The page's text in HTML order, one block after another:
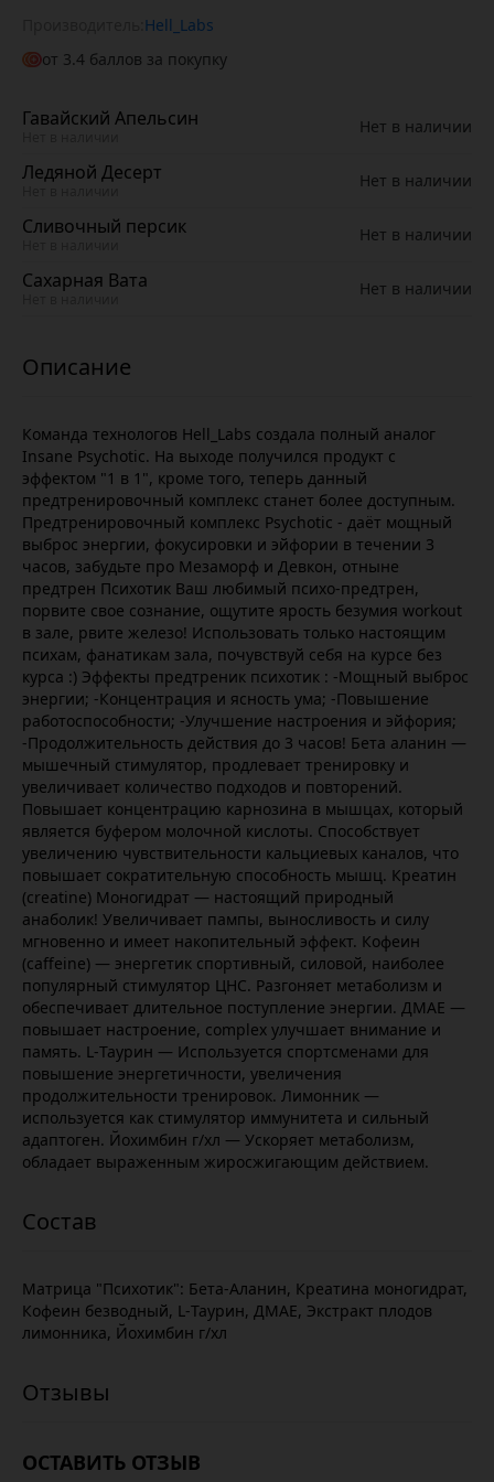
Hell_Labs
от 3.4 баллов за покупку
Гавайский Апельсин Нет в наличии
Ледяной Десерт Нет в наличии
Сливочный персик Нет в наличии
Сахарная Вата Нет в наличии
Команда технологов Hell_Labs создала полный аналог
Insane Psychotic. На выходе получился продукт с
эффектом "1 в 1", кроме того, теперь данный
предтренировочный комплекс станет более доступным.
Предтренировочный комплекс Psychotic - даёт мощный
выброс энергии, фокусировки и эйфории в течении 3
часов, забудьте про Мезаморф и Девкон, отныне
предтрен Психотик Ваш любимый психо-предтрен,
порвите свое сознание, ощутите ярость безумия workout
в зале, рвите железо! Использовать только настоящим
психам, фанатикам зала, почувствуй себя на курсе без
курса :) Эффекты предтреник психотик : -Мощный выброс
энергии; -Концентрация и ясность ума; -Повышение
работоспособности; -Улучшение настроения и эйфория;
-Продолжительность действия до 3 часов! Бета аланин —
мышечный стимулятор, продлевает тренировку и
увеличивает количество подходов и повторений.
Повышает концентрацию карнозина в мышцах, который
является буфером молочной кислоты. Способствует
увеличению чувствительности кальциевых каналов, что
повышает сократительную способность мышц. Креатин
(creatine) Моногидрат — настоящий природный
анаболик! Увеличивает пампы, выносливость и силу
мгновенно и имеет накопительный эффект. Кофеин
(caffeine) — энергетик спортивный, силовой, наиболее
популярный стимулятор ЦНС. Разгоняет метаболизм и
обеспечивает длительное поступление энергии. ДМАЕ —
повышает настроение, complex улучшает внимание и
память. L-Таурин — Используется спортсменами для
повышение энергетичности, увеличения
продолжительности тренировок. Лимонник —
используется как стимулятор иммунитета и сильный
адаптоген. Йохимбин г/хл — Ускоряет метаболизм,
обладает выраженным жиросжигающим действием.
Матрица "Психотик": Бета-Аланин, Креатина моногидрат,
Кофеин безводный, L-Таурин, ДМАЕ, Экстракт плодов
лимонника, Йохимбин г/хл
ОСТАВИТЬ ОТЗЫВ